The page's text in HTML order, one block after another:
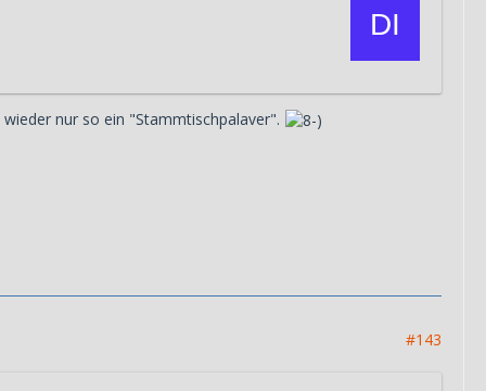
nur so ein "Stammtischpalaver".
#143